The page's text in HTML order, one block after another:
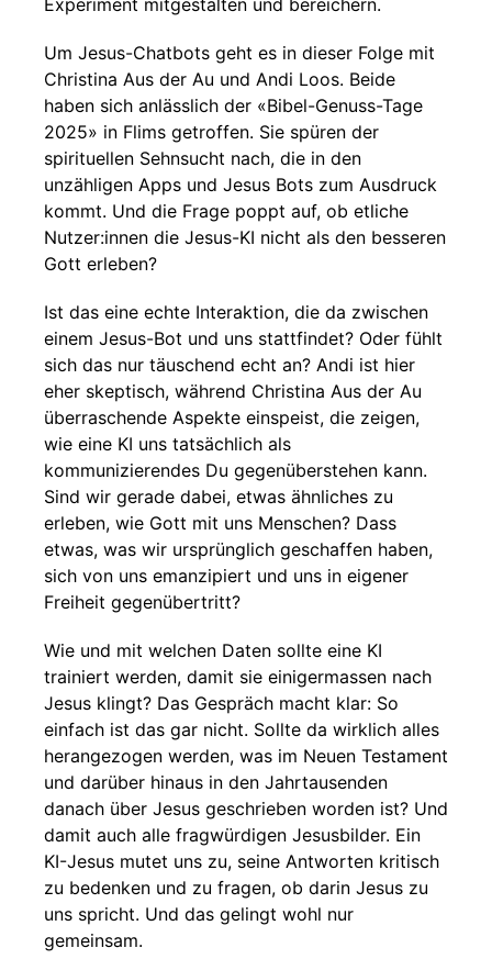
Experiment mitgestalten und bereichern.
Um Jesus-Chatbots geht es in dieser Folge mit
Christina Aus der Au und Andi Loos. Beide
haben sich anlässlich der «Bibel-Genuss-Tage
2025» in Flims getroffen. Sie spüren der
spirituellen Sehnsucht nach, die in den
unzähligen Apps und Jesus Bots zum Ausdruck
kommt. Und die Frage poppt auf, ob etliche
Nutzer:innen die Jesus-KI nicht als den besseren
Gott erleben?
Ist das eine echte Interaktion, die da zwischen
einem Jesus-Bot und uns stattfindet? Oder fühlt
sich das nur täuschend echt an? Andi ist hier
eher skeptisch, während Christina Aus der Au
überraschende Aspekte einspeist, die zeigen,
wie eine KI uns tatsächlich als
kommunizierendes Du gegenüberstehen kann.
Sind wir gerade dabei, etwas ähnliches zu
erleben, wie Gott mit uns Menschen? Dass
etwas, was wir ursprünglich geschaffen haben,
sich von uns emanzipiert und uns in eigener
Freiheit gegenübertritt?
Wie und mit welchen Daten sollte eine KI
trainiert werden, damit sie einigermassen nach
Jesus klingt? Das Gespräch macht klar: So
einfach ist das gar nicht. Sollte da wirklich alles
herangezogen werden, was im Neuen Testament
und darüber hinaus in den Jahrtausenden
danach über Jesus geschrieben worden ist? Und
damit auch alle fragwürdigen Jesusbilder. Ein
KI-Jesus mutet uns zu, seine Antworten kritisch
zu bedenken und zu fragen, ob darin Jesus zu
uns spricht. Und das gelingt wohl nur
gemeinsam.